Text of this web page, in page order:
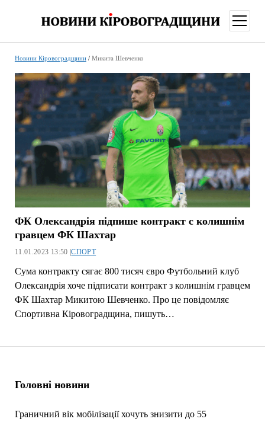
меню
Головні новини
Граничний вік мобілізації хочуть знизити до 55
Новини Кіровоградщини/ Микита Шевченко
ФК Олександрія підпише контракт с колишнім
гравцем ФК Шахтар
11.01.2023 13:50 |СПОРТ
Сума контракту сягає 800 тисяч євро Футбольний клуб
Олександрія хоче підписати контракт з колишнім гравцем
ФК Шахтар Микитою Шевченко. Про це повідомляє
Спортивна Кіровоградщина, пишуть…